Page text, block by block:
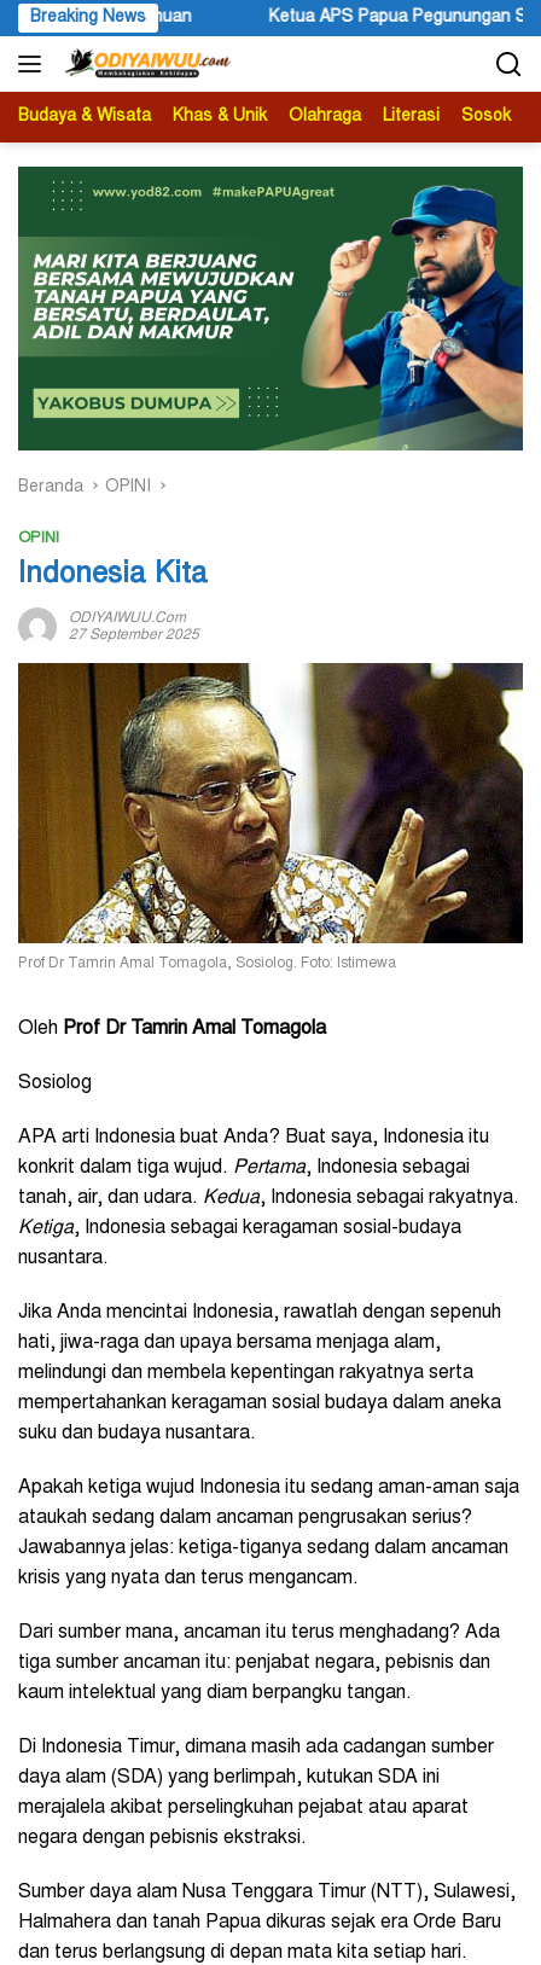
Langsung
ke
konten
Breaking News
Papua Pegunungan Sonni Lokobal: Kalau Mau KPK Audit Dana
Budaya & Wisata Khas & Unik Olahraga Literasi Sosok
Beranda OPINI
OPINI
Indonesia Kita
ODIYAIWUU.com
27 September 2025
Prof Dr Tamrin Amal Tomagola, Sosiolog. Foto: Istimewa
Oleh Prof Dr Tamrin Amal Tomagola
Sosiolog
APA arti Indonesia buat Anda? Buat saya, Indonesia itu
konkrit dalam tiga wujud. Pertama, Indonesia sebagai
tanah, air, dan udara. Kedua, Indonesia sebagai rakyatnya.
Ketiga, Indonesia sebagai keragaman sosial-budaya
nusantara.
Jika Anda mencintai Indonesia, rawatlah dengan sepenuh
hati, jiwa-raga dan upaya bersama menjaga alam,
melindungi dan membela kepentingan rakyatnya serta
mempertahankan keragaman sosial budaya dalam aneka
suku dan budaya nusantara.
Apakah ketiga wujud Indonesia itu sedang aman-aman saja
ataukah sedang dalam ancaman pengrusakan serius?
Jawabannya jelas: ketiga-tiganya sedang dalam ancaman
krisis yang nyata dan terus mengancam.
Dari sumber mana, ancaman itu terus menghadang? Ada
tiga sumber ancaman itu: penjabat negara, pebisnis dan
kaum intelektual yang diam berpangku tangan.
Di Indonesia Timur, dimana masih ada cadangan sumber
daya alam (SDA) yang berlimpah, kutukan SDA ini
merajalela akibat perselingkuhan pejabat atau aparat
negara dengan pebisnis ekstraksi.
Sumber daya alam Nusa Tenggara Timur (NTT), Sulawesi,
Halmahera dan tanah Papua dikuras sejak era Orde Baru
dan terus berlangsung di depan mata kita setiap hari.